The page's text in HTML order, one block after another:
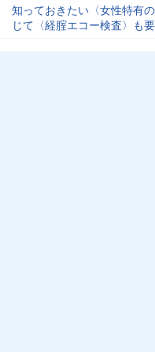
知っておきたい〈女性特有
じて〈経腟エコー検査〉も